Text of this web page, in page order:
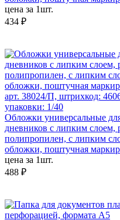
цена за 1шт.
434 ₽
арт. 38024/П, штрихкод:
упаковки: 1/40
Обложки универсальные
дневников с липким слоем,
полипропилен, с липким
обложки, поштучная
цена за 1шт.
488 ₽